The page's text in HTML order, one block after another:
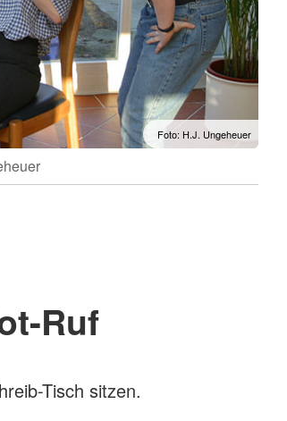
Foto: H.J. Ungeheuer
Ruf
Tisch sitzen.